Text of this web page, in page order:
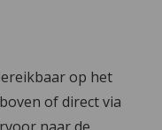
op het
of direct via